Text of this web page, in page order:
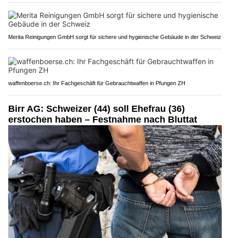
Merita Reinigungen GmbH sorgt für sichere und hygienische Gebäude in der Schweiz
waffenboerse.ch: Ihr Fachgeschäft für Gebrauchtwaffen in Pfungen ZH
Birr AG: Schweizer (44) soll Ehefrau (36)
erstochen haben – Festnahme nach Bluttat